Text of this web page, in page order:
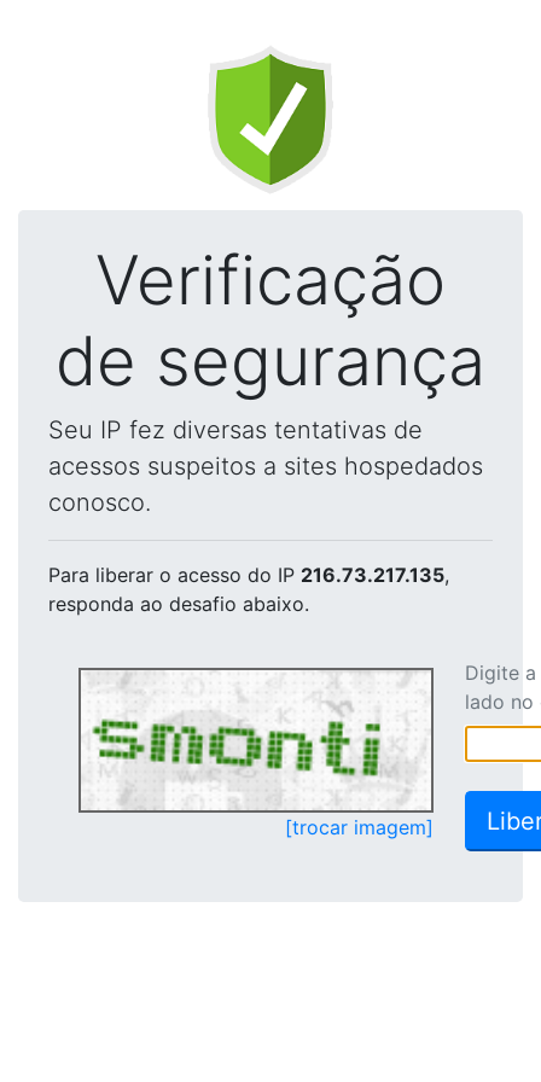
Verificação
de segurança
Seu IP fez diversas tentativas de
acessos suspeitos a sites hospedados
conosco.
Para liberar o acesso do IP 216.73.217.135,
responda ao desafio abaixo.
[trocar imagem]
Digite
lado no